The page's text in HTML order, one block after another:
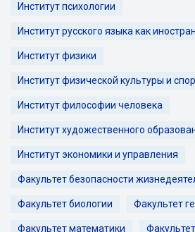
Институт психологии
Институт русского языка как
Институт физики
Институт физической культуры и
Институт философии человека
Институт художественного
Институт экономики и управления
Факультет безопасности
Факультет биологии Факультет
Факультет математики